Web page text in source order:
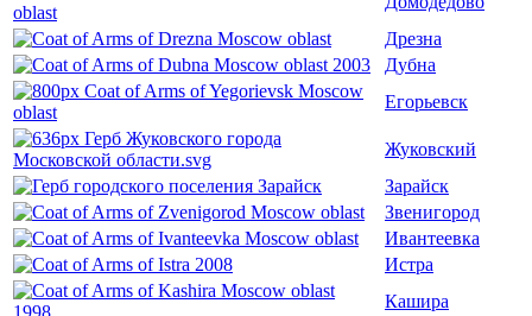
Дрезна
Дубна
Егорьевск
Жуковский
Зарайск
Звенигород
Ивантеевка
Истра
Кашира